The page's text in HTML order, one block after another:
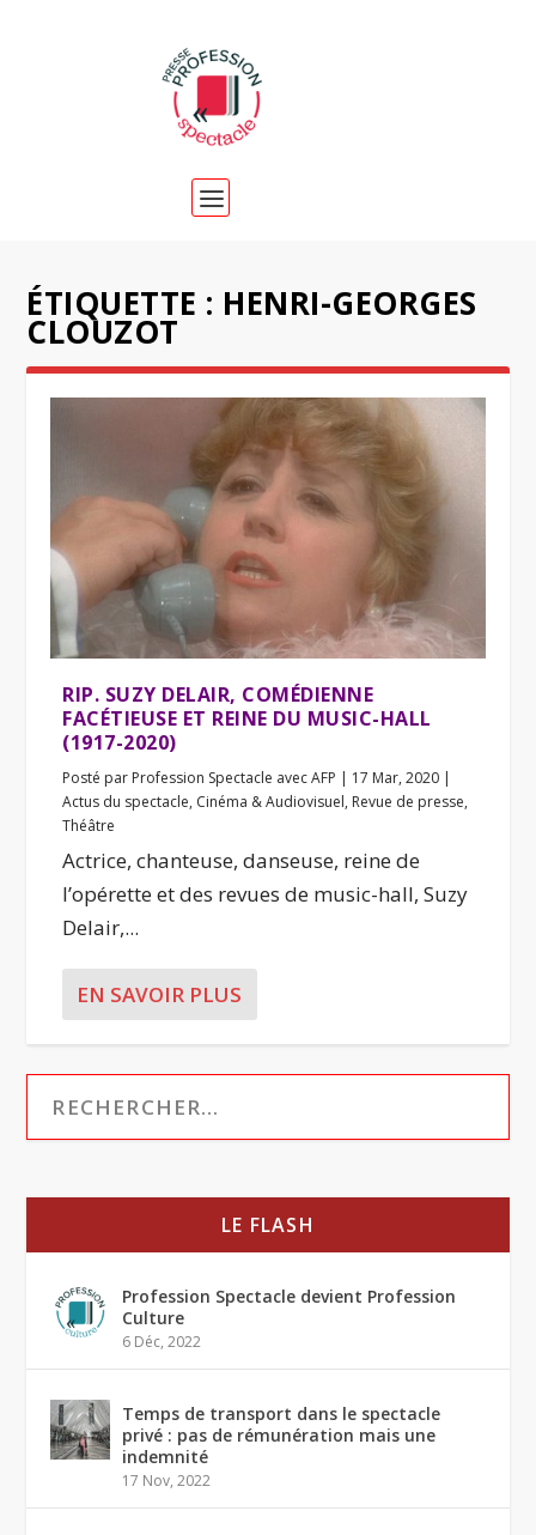
ÉTIQUETTE : HENRI-GEORGES
CLOUZOT
RIP. SUZY DELAIR, COMÉDIENNE
FACÉTIEUSE ET REINE DU MUSIC-HALL
(1917-2020)
Posté par Profession Spectacle avec AFP | 17 Mar, 2020 |
Actus du spectacle, Cinéma & Audiovisuel, Revue de presse,
Théâtre
Actrice, chanteuse, danseuse, reine de
l’opérette et des revues de music-hall, Suzy
Delair,...
EN SAVOIR PLUS
LE FLASH
Profession Spectacle devient Profession
Culture
6 Déc, 2022
Temps de transport dans le spectacle
privé : pas de rémunération mais une
indemnité
17 Nov, 2022